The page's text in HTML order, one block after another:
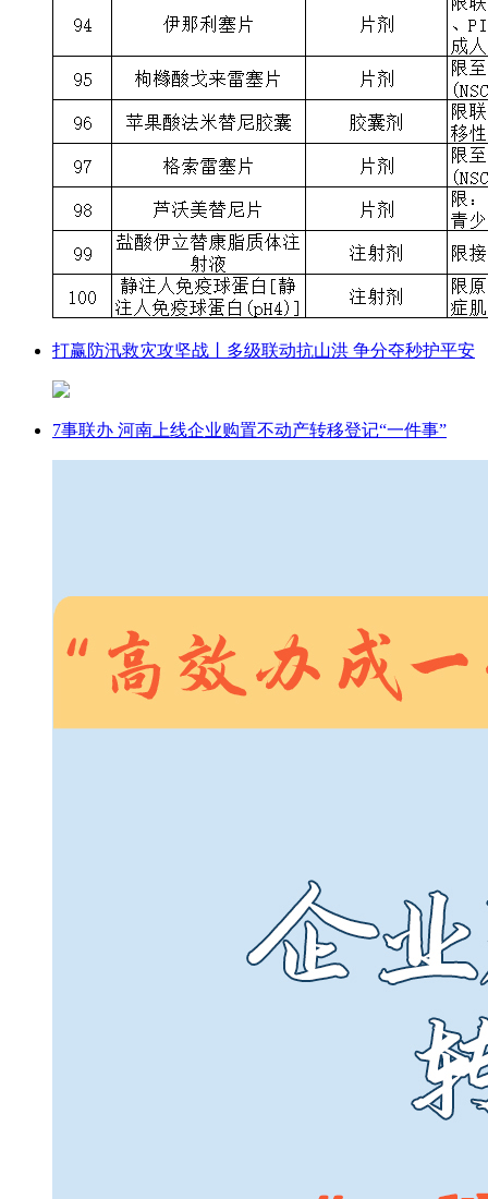
打赢防汛救灾攻坚战丨多级联动抗山洪 争分夺秒护平安
7事联办 河南上线企业购置不动产转移登记“一件事”